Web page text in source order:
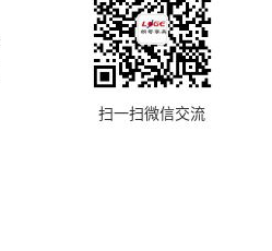
扫一扫微信交流